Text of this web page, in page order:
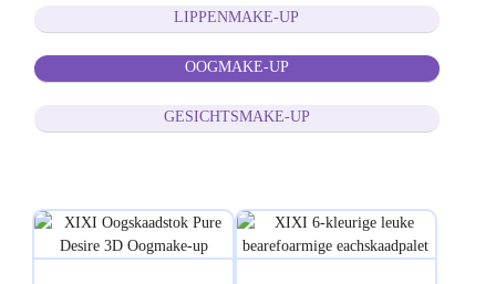
LIPPENMAKE-UP
OOGMAKE-UP
GESICHTSMAKE-UP